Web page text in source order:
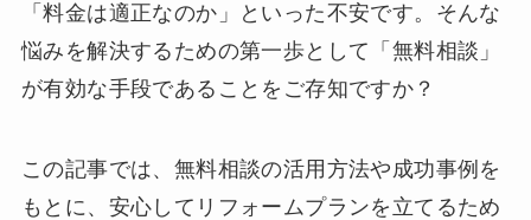
「料金は適正なのか」といった不安です。そんな
悩みを解決するための第一歩として「無料相談」
が有効な手段であることをご存知ですか？
この記事では、無料相談の活用方法や成功事例を
もとに、安心してリフォームプランを立てるため